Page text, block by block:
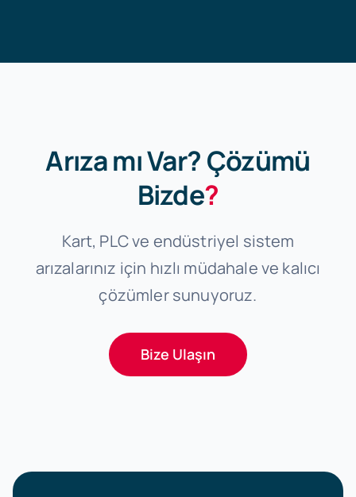
Arıza mı Var? Çözümü
Bizde?
Kart, PLC ve endüstriyel sistem
arızalarınız için hızlı müdahale ve kalıcı
çözümler sunuyoruz.
Bize Ulaşın